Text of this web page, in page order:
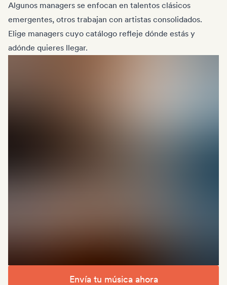
Algunos managers se enfocan en talentos clásicos
emergentes, otros trabajan con artistas consolidados.
Elige managers cuyo catálogo refleje dónde estás y
adónde quieres llegar.
Envía tu música ahora